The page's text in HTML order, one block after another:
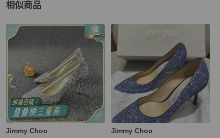
相似商品
更多相似Jimmy Choo女鞋推薦精品
Jimmy Choo Jimmy Choo